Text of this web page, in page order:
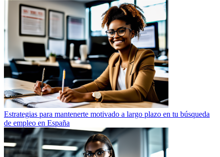
Estrategias para mantenerte motivado a largo plazo en tu búsqueda
de empleo en España